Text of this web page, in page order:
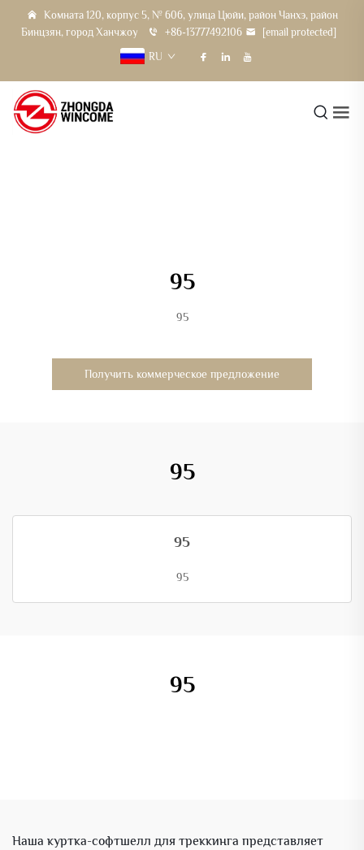
Комната 120, корпус 5, № 606, улица Цюйи, район Чанхэ, район
Бинцзян, город Ханчжоу
+86-13777492106
[email protected]
RU
95
95
Получить коммерческое предложение
95
95
95
95
Наша куртка-софтшелл для треккинга представляет